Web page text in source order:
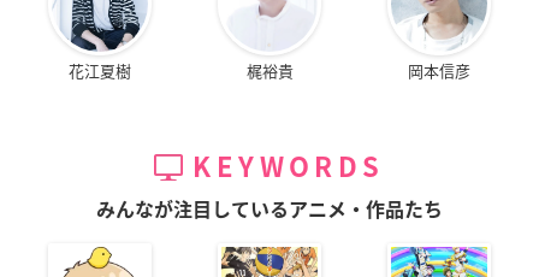
花江夏樹 梶裕貴 岡本信彦
KEYWORDS
みんなが注目しているアニメ・作品たち